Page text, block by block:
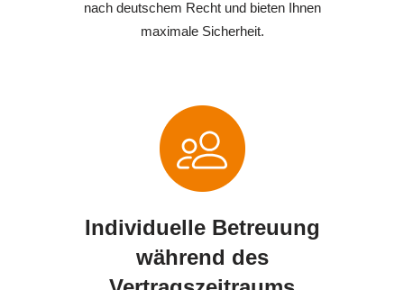
nach deutschem Recht und bieten Ihnen
maximale Sicherheit.
Individuelle Betreuung
während des